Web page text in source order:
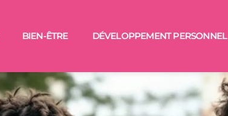
BIEN-ÊTRE DÉVELOPPEMENT PERSONNEL